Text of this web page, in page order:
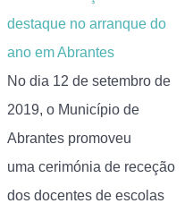
No dia 12 de setembro de
2019, o Município de
Abrantes promoveu
uma cerimónia de receção
dos docentes de escolas